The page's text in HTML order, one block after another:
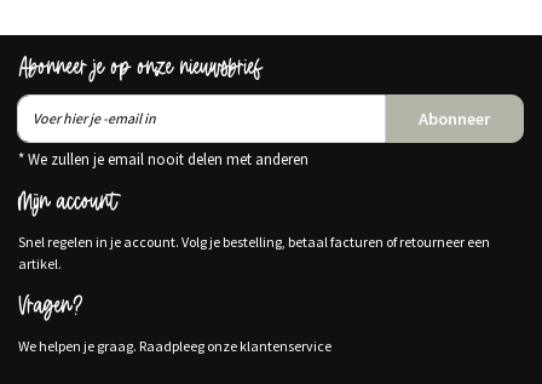
Abonneer je op onze nieuwsbrief
Abonneer
* We zullen je email nooit delen met anderen
Mijn account
Snel regelen in je account. Volg je bestelling, betaal facturen of retourneer een
artikel.
Vragen?
We helpen je graag. Raadpleeg onze klantenservice